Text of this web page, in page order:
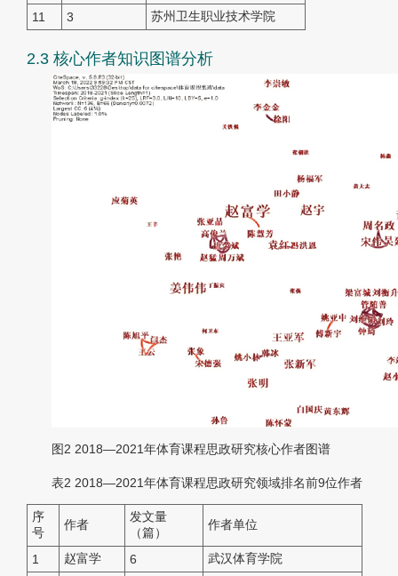
11
3 苏州卫生职业技术学院
2.3 核心作者知识图谱分析
图2 2018—2021年体育课程思政研究核心作者图谱
表2 2018—2021年体育课程思政研究领域排名前9位作者
序
号
作者
发文量
（篇）
作者单位
1 赵富学 6
武汉体育学院